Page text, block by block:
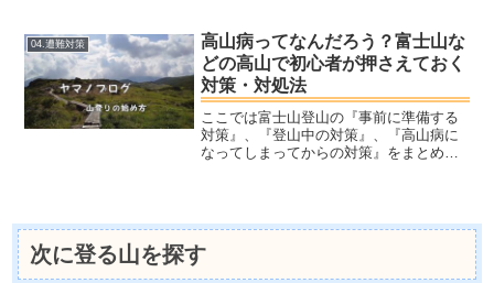
水器）で汚い用水路の水を飲んでみた検
証動画がありますので、こちらを見ても
らえれば凄さが理解できると思います。
04.遭難対策
高山病ってなんだろう？富士山な
どの高山で初心者が押さえておく
対策・対処法
ここでは富士山登山の『事前に準備する
対策』、『登山中の対策』、『高山病に
なってしまってからの対策』をまとめま
ノ何度も高山病になったぼく...
次に登る山を探す